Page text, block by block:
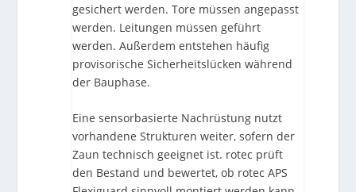
gesichert werden. Tore müssen angepasst
werden. Leitungen müssen geführt
werden. Außerdem entstehen häufig
provisorische Sicherheitslücken während
der Bauphase.
Eine sensorbasierte Nachrüstung nutzt
vorhandene Strukturen weiter, sofern der
Zaun technisch geeignet ist. rotec prüft
den Bestand und bewertet, ob rotec APS